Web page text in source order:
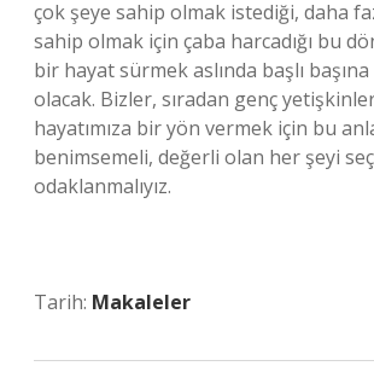
çok şeye sahip olmak istediği, daha
sahip olmak için çaba harcadığı bu
bir hayat sürmek aslında başlı başına
olacak. Bizler, sıradan genç
hayatımıza bir yön vermek için bu
benimsemeli, değerli olan her şeyi
odaklanmalıyız.
Tarih: Makaleler